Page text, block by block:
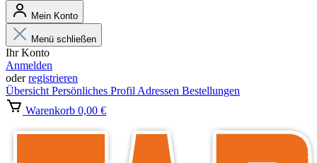
Mein Konto
Menü schließen
Ihr Konto
Anmelden
oderregistrieren
Übersicht Persönliches Profil Adressen Bestellungen
Warenkorb 0,00 €